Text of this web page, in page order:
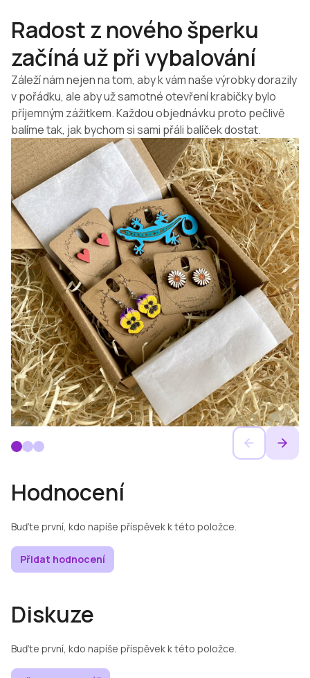
Hodnocení
Buďte první, kdo napíše příspěvek k této položce.
Přidat hodnocení
Diskuze
Buďte první, kdo napíše příspěvek k této položce.
Radost z nového šperku
začíná už při vybalování
Záleží nám nejen na tom, aby k vám naše výrobky dorazily
v pořádku, ale aby už samotné otevření krabičky bylo
příjemným zážitkem. Každou objednávku proto pečlivě
balíme tak, jak bychom si sami přáli balíček dostat.